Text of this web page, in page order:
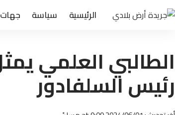
الرئيسية سياسة جهات
الطالبي العلمي
رئيس السلفادور